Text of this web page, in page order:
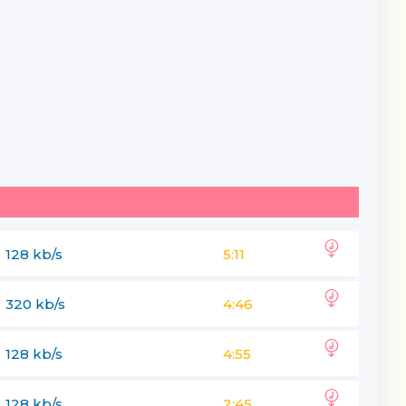
128 kb/s 5:11
320 kb/s 4:46
Temir yo'llar
128 kb/s 4:55